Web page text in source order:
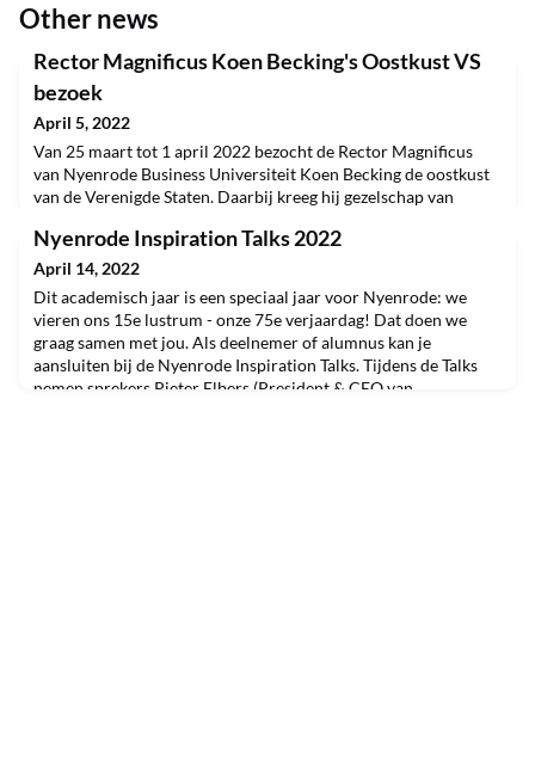
Other news
Rector Magnificus Koen Becking's Oostkust VS
bezoek
April 5, 2022
Van 25 maart tot 1 april 2022 bezocht de Rector Magnificus
van Nyenrode Business Universiteit Koen Becking de oostkust
van de Verenigde Staten. Daarbij kreeg hij gezelschap van
dr. Bo van der Rhee en Anouk Reitsma van development &
fundraising. In samenwerking met American Friends of
Nyenrode University (AFNU) en Stichting Nyenrode F
Nyenrode Inspiration Talks 2022
April 14, 2022
Dit academisch jaar is een speciaal jaar voor Nyenrode: we
vieren ons 15e lustrum - onze 75e verjaardag! Dat doen we
graag samen met jou. Als deelnemer of alumnus kan je
aansluiten bij de Nyenrode Inspiration Talks. Tijdens de Talks
nemen sprekers Pieter Elbers (President & CEO van